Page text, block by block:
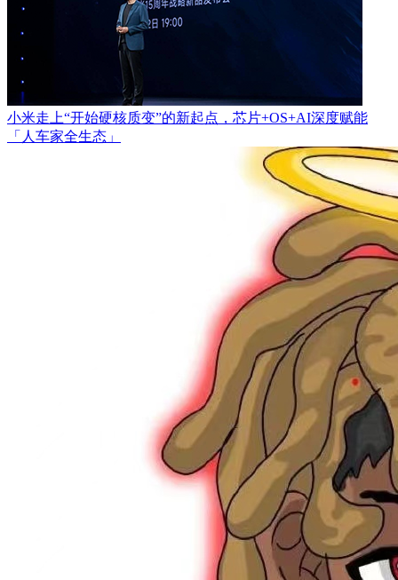
小米走上“开始硬核质变”的新起点，芯片+OS+AI深度赋能
「人车家全生态」